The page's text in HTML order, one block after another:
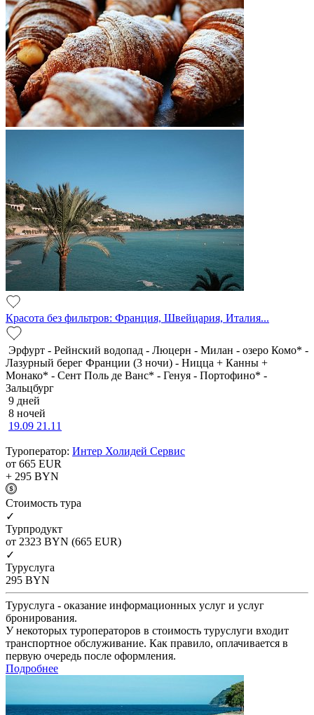
Красота без фильтров: Франция, Швейцария, Италия...
Эрфурт - Рейнский водопад - Люцерн - Милан - озеро Комо* -
Лазурный берег Франции (3 ночи) - Ницца + Канны +
Монако* - Сент Поль де Ванс* - Генуя - Портофино* -
Зальцбург
9 дней
8 ночей
19.09 21.11
Туроператор: Интер Холидей Сервис
от 665 EUR
+ 295 BYN
Cтоимость тура
✓
Турпродукт
от 2323 BYN (665 EUR)
✓
Туруслуга
295 BYN
Туруслуга - оказание информационных услуг и услуг
бронирования.
У некоторых туроператоров в стоимость туруслуги входит
транспортное обслуживание. Как правило, оплачивается в
первую очередь после оформления.
Подробнее